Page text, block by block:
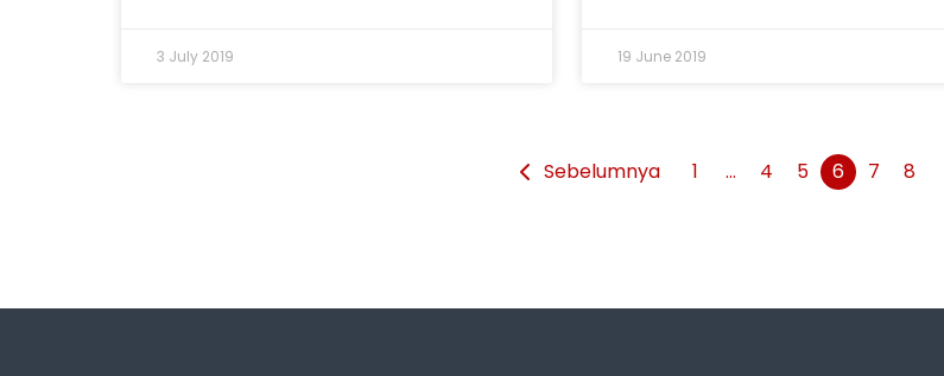
3 July 2019 19 June 2019
Sebelumnya 1 … 4 5 6 7 8